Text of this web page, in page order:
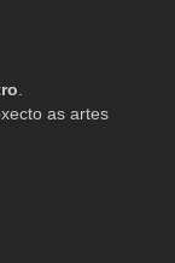
.
as artes